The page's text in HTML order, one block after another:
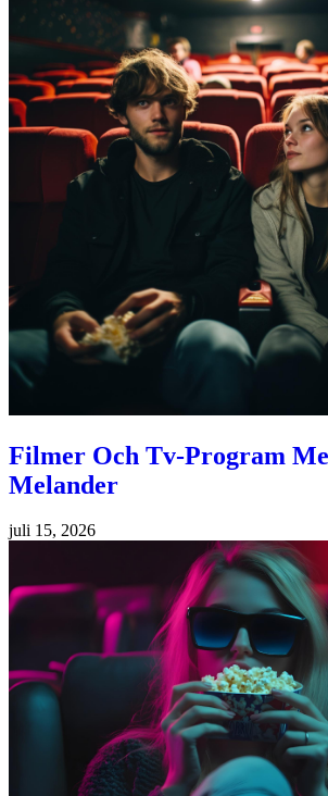
Filmer Och Tv-Program
Melander
juli 15, 2026